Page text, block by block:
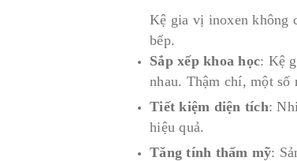
Kệ gia vị inoxen không
bếp.
Sắp xếp khoa học: Kệ
nhau. Thậm chí, một số
Tiết kiệm diện tích:
hiệu quả.
Tăng tính thẩm mỹ: